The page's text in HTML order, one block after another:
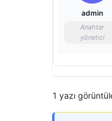
admin
Anahtar
yönetici
1 yazı